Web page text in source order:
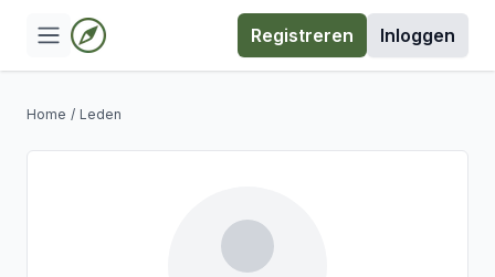
Registreren Inloggen
Home / Leden